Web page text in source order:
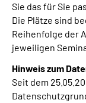
Sie das für Sie
Die Plätze sind
Reihenfolge der
jeweiligen
Hinweis zum
Seit dem